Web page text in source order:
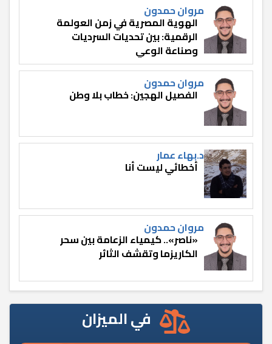
مروان حمدون
الهوية المصرية في زمن العولمة
الرقمية: بين تحديات السرديات
وصناعة الوعي
مروان حمدون
الفصيل الهجين: خطاب بلا وطن
د.بهاء عمار
أخطائي ليست أنا
مروان حمدون
«ناصر».. كيمياء الزعامة بين سحر
الكاريزما وتقشف الثائر
في الميزان